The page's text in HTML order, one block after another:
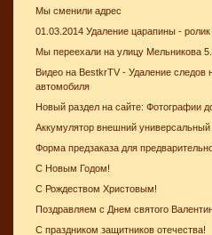
Мы сменили адрес
01.03.2014 Удаление царапины - ролик
Мы переехали на улицу Мельникова 5.
Видео на BestkrTV - Удаление следов
автомобиля
Новый раздел на сайте: Фотографии
Аккумулятор внешний универсальный
Форма предзаказа для
С Новым Годом!
С Рождеством Христовым!
Поздравляем с Днем святого
С праздником защитников отечества!